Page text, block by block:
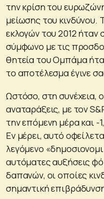
την κρίση του
μείωσης του
εκλογών του 2012 ήταν
σύμφωνο με τις
θητεία του Ομπάμα
το αποτέλεσμα έγινε
Ωστόσο, στη συνέχεια,
αναταράξεις, με τον
την επόμενη μέρα και -
Εν μέρει, αυτό
λεγόμενο
αυτόματες αυξήσεις
δαπανών, οι οποίες
σημαντική